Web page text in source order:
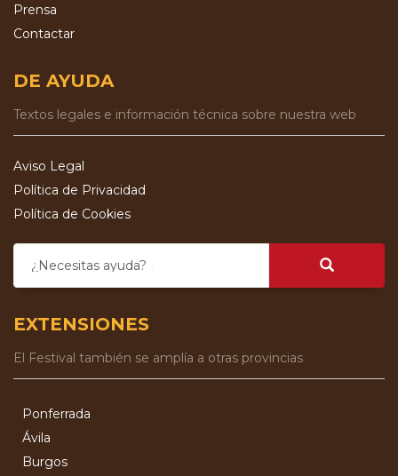
Prensa
Contactar
DE AYUDA
Textos legales e información técnica sobre nuestra web
Aviso Legal
Política de Privacidad
Política de Cookies
¿Necesitas ayuda?
EXTENSIONES
El Festival también se amplía a otras provincias
Ponferrada
Ávila
Burgos